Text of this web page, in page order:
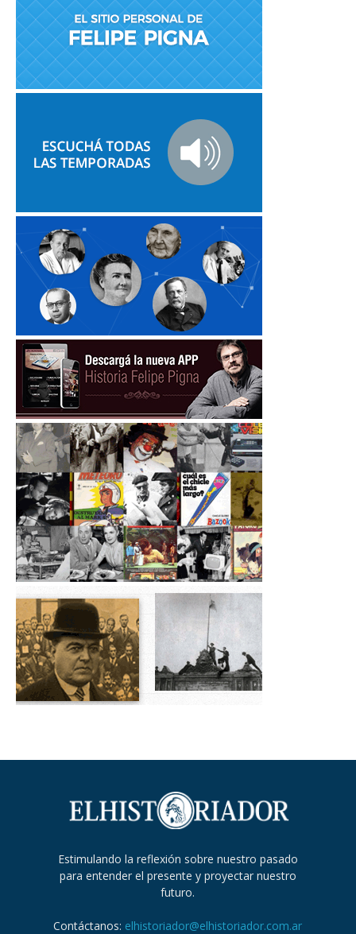
Estimulando la reflexión sobre nuestro pasado
para entender el presente y proyectar nuestro
futuro.
Contáctanos: elhistoriador@elhistoriador.com.ar